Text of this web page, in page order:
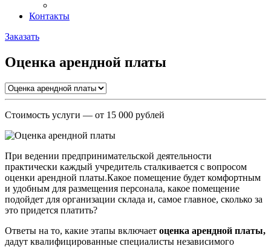
Контакты
Заказать
Оценка арендной платы
Стоимость услуги — от 15 000 рублей
При ведении предпринимательской деятельности
практически каждый учредитель сталкивается с вопросом
оценки арендной платы.Какое помещение будет комфортным
и удобным для размещения персонала, какое помещение
подойдет для организации склада и, самое главное, сколько за
это придется платить?
Ответы на то, какие этапы включает оценка арендной платы,
дадут квалифицированные специалисты независимого